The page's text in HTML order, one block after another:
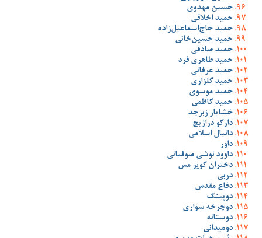
حسین مهدوی
حمید اخلاقی
حمید حاج‌اسماعیل‌زاده
حمید حسین‌خانی
حمید صادقی
حمید طاهری فرد
حمید عرفانی
حمید گلزاری
حمید موسوی
حمید کاظمی
خشایار زبرجد
دارکو دراژیچ
دانیال اسلامی
داور
داوود نوشی صوفیانی
دختران کویر مس
دربی
دفاع مقدس
دوپینگ
دوچرخه سواری
دوستانه
دومیدانی